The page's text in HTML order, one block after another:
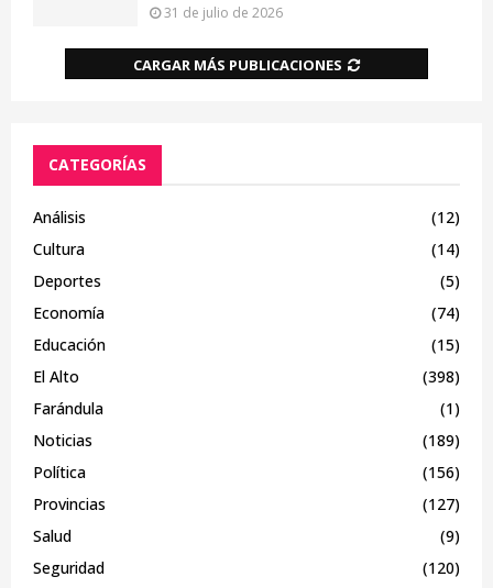
31 de julio de 2026
CARGAR MÁS PUBLICACIONES
CATEGORÍAS
Análisis
(12)
Cultura
(14)
Deportes
(5)
Economía
(74)
Educación
(15)
El Alto
(398)
Farándula
(1)
Noticias
(189)
Política
(156)
Provincias
(127)
Salud
(9)
Seguridad
(120)